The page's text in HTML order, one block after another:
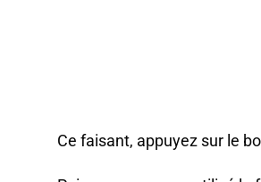
Ce faisant, appuyez sur le